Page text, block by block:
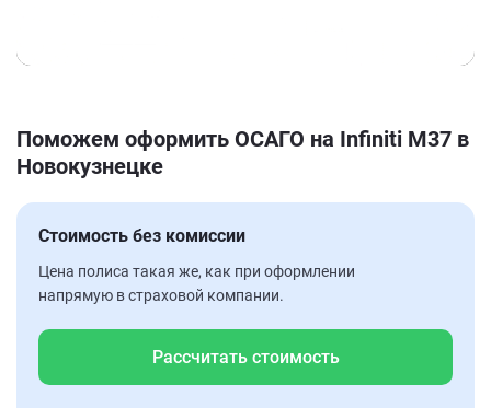
Поможем оформить ОСАГО на Infiniti M37 в
Новокузнецке
Стоимость без комиссии
Цена полиса такая же, как при оформлении
напрямую в страховой компании.
Рассчитать стоимость